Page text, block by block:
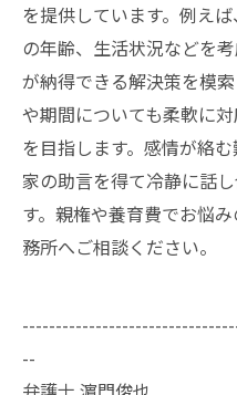
を提供しています。例え
の年齢、生活状況などを
が納得できる解決策を模
や期間についても柔軟に
を目指します。感情が絡
家の助言を得て冷静に話
す。親権や養育費でお悩
務所へご相談ください。
--